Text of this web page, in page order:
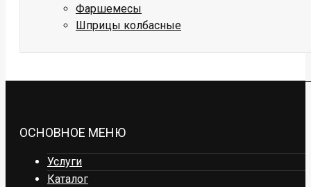
Фаршемесы
Шприцы колбасные
ОСНОВНОЕ МЕНЮ
Услуги
Каталог